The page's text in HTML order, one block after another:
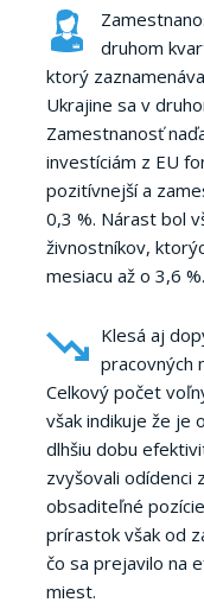
druhom
ktorý
Ukrajine sa v
Zamestnanosť
investíciám z EU
pozitívnejší a
0,3 %. Nárast bol
živnostníkov,
mesiacu až o 3,6 %.
Klesá aj
pracovných
Celkový počet
však indikuje že je
dlhšiu dobu
zvyšovali odídenci
obsaditeľné
prírastok však od
čo sa prejavilo na
miest.